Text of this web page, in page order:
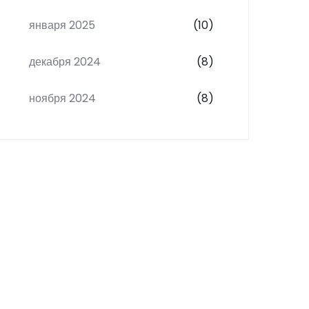
января 2025 (10)
декабря 2024 (8)
ноября 2024 (8)